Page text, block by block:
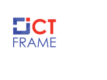
content